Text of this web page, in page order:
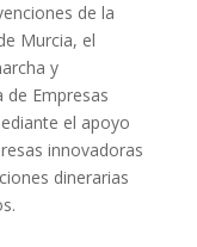
de la
Murcia, el
y
de Empresas
el apoyo
innovadoras
dinerarias